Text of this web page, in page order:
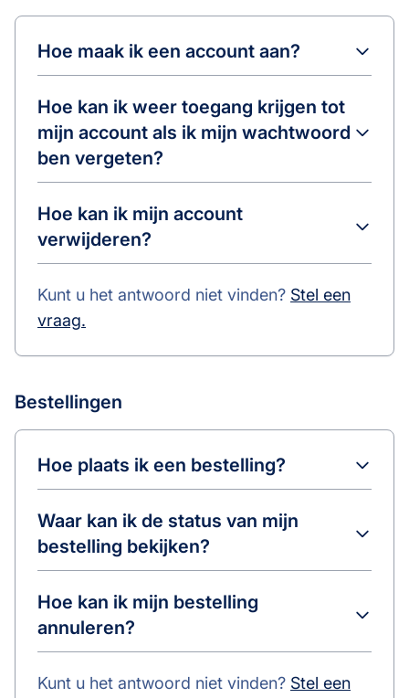
Hoe maak ik een account aan?
Hoe kan ik weer toegang krijgen tot
mijn account als ik mijn wachtwoord
ben vergeten?
Hoe kan ik mijn account
verwijderen?
Kunt u het antwoord niet vinden? Stel een
vraag.
Bestellingen
Hoe plaats ik een bestelling?
Waar kan ik de status van mijn
bestelling bekijken?
Hoe kan ik mijn bestelling
annuleren?
Kunt u het antwoord niet vinden? Stel een